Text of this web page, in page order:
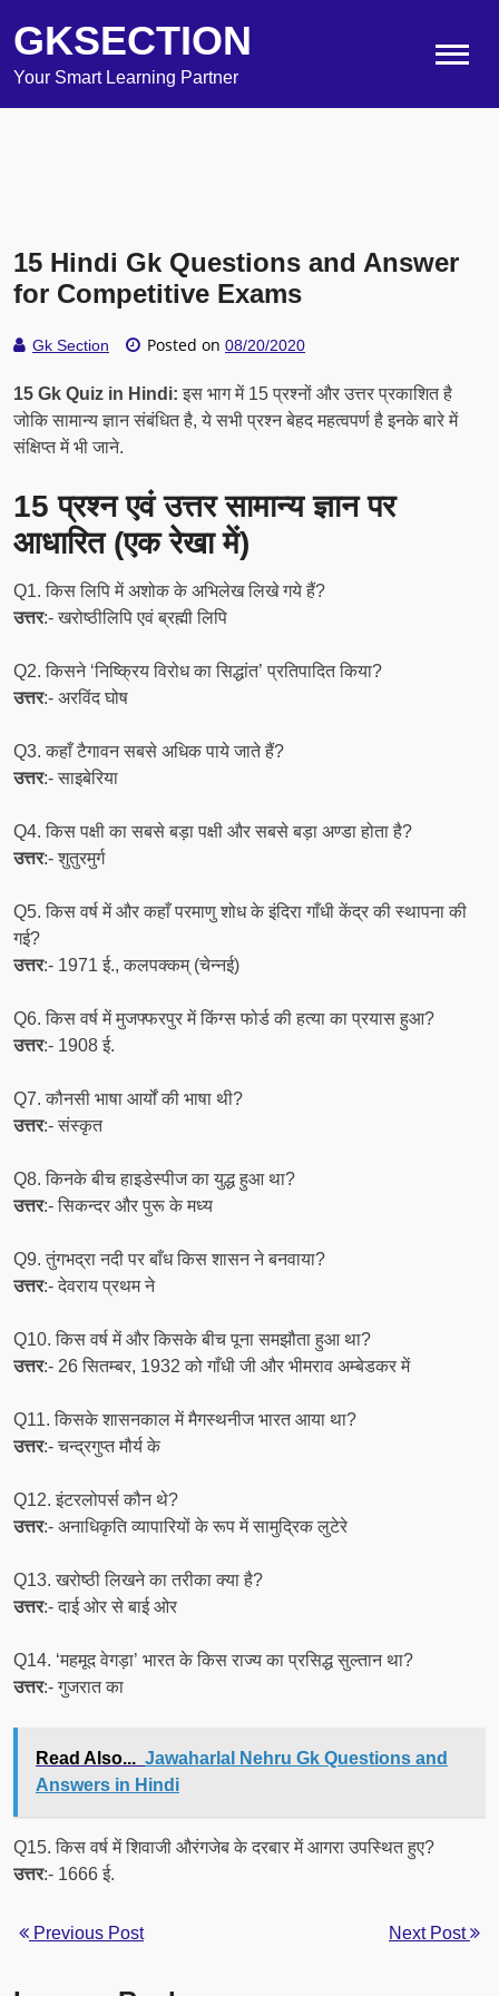
GKSECTION
Your Smart Learning Partner
15 Hindi Gk Questions and Answer
for Competitive Exams
Gk Section Posted on 08/20/2020
15 Gk Quiz in Hindi:इस भाग में 15 प्रश्नों और उत्तर प्रकाशित है
जोकि सामान्य ज्ञान संबंधित है, ये सभी प्रश्न बेहद महत्वपर्ण है इनके बारे में
संक्षिप्त में भी जाने.
15 प्रश्न एवं उत्तर सामान्य ज्ञान पर
आधारित (एक रेखा में)
Q1. किस लिपि में अशोक के अभिलेख लिखे गये हैं?
उत्तर:- खरोष्ठीलिपि एवं ब्रह्मी लिपि
Q2. किसने ‘निष्क्रिय विरोध का सिद्धांत’ प्रतिपादित किया?
उत्तर:- अरविंद घोष
Q3. कहाँ टैगावन सबसे अधिक पाये जाते हैं?
उत्तर:- साइबेरिया
Q4. किस पक्षी का सबसे बड़ा पक्षी और सबसे बड़ा अण्डा होता है?
उत्तर:- शुतुरमुर्ग
Q5. किस वर्ष में और कहाँ परमाणु शोध के इंदिरा गाँधी केंद्र की स्थापना की
गई?
उत्तर:- 1971 ई., कलपक्कम् (चेन्नई)
Q6. किस वर्ष में मुजफ्फरपुर में किंग्स फोर्ड की हत्या का प्रयास हुआ?
उत्तर:- 1908 ई.
Q7. कौनसी भाषा आर्यों की भाषा थी?
उत्तर:- संस्कृत
Q8. किनके बीच हाइडेस्पीज का युद्ध हुआ था?
उत्तर:- सिकन्दर और पुरू के मध्य
Q9. तुंगभद्रा नदी पर बाँध किस शासन ने बनवाया?
उत्तर:- देवराय प्रथम ने
Q10. किस वर्ष में और किसके बीच पूना समझौता हुआ था?
उत्तर:- 26 सितम्बर, 1932 को गाँधी जी और भीमराव अम्बेडकर में
Q11. किसके शासनकाल में मैगस्थनीज भारत आया था?
उत्तर:- चन्द्रगुप्त मौर्य के
Q12. इंटरलोपर्स कौन थे?
उत्तर:- अनाधिकृति व्यापारियों के रूप में सामुद्रिक लुटेरे
Q13. खरोष्ठी लिखने का तरीका क्या है?
उत्तर:- दाई ओर से बाई ओर
Q14. ‘महमूद वेगड़ा’ भारत के किस राज्य का प्रसिद्ध सुल्तान था?
उत्तर:- गुजरात का
Read Also... Jawaharlal Nehru Gk Questions and
Answers in Hindi
Q15. किस वर्ष में शिवाजी औरंगजेब के दरबार में आगरा उपस्थित हुए?
उत्तर:- 1666 ई.
Previous Post Next Post